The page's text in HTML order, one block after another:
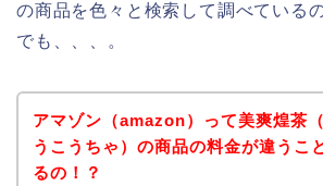
の商品を色々と検索して調べている
でも、、、。
アマゾン（amazon）って美爽煌茶
うこうちゃ）の商品の料金が違うこ
るの！？